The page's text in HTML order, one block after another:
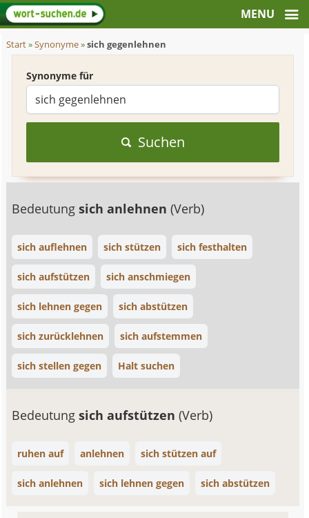
Start»Synonyme»sich gegenlehnen
Synonyme für
Suchen
Bedeutungsich anlehnen(Verb)
sich auflehnen sich stützen sich festhalten
sich aufstützen sich anschmiegen
sich lehnen gegen sich abstützen
sich zurücklehnen sich aufstemmen
sich stellen gegen Halt suchen
Bedeutungsich aufstützen(Verb)
ruhen auf anlehnen sich stützen auf
sich anlehnen sich lehnen gegen sich abstützen